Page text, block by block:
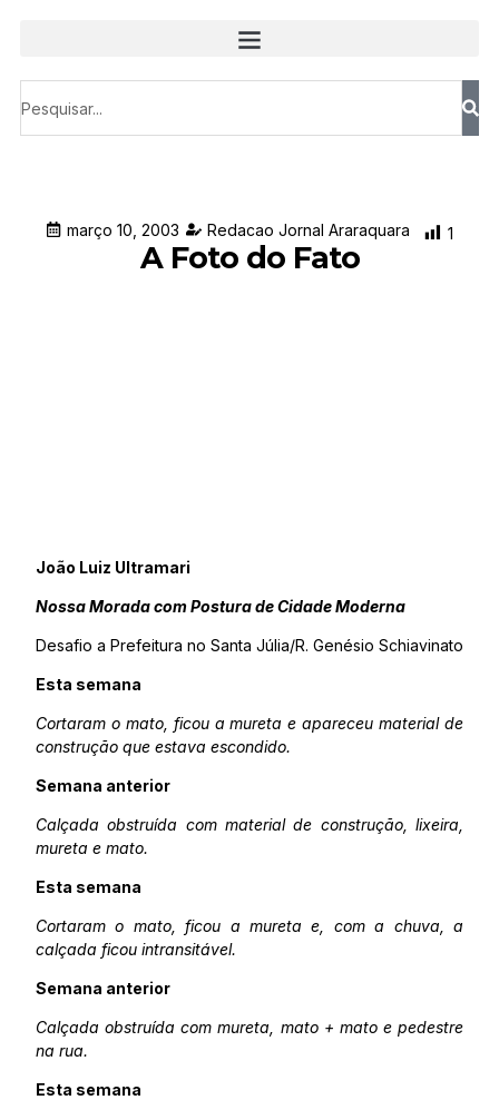
março 10, 2003 Redacao Jornal Araraquara 1
A Foto do Fato
João Luiz Ultramari
Nossa Morada com Postura de Cidade Moderna
Desafio a Prefeitura no Santa Júlia/R. Genésio Schiavinato
Esta semana
Cortaram o mato, ficou a mureta e apareceu material de
construção que estava escondido.
Semana anterior
Calçada obstruída com material de construção, lixeira,
mureta e mato.
Esta semana
Cortaram o mato, ficou a mureta e, com a chuva, a
calçada ficou intransitável.
Semana anterior
Calçada obstruída com mureta, mato + mato e pedestre
na rua.
Esta semana